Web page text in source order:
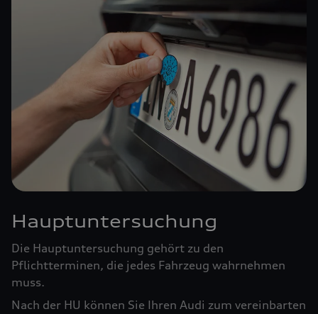
Hauptuntersuchung
Die Hauptuntersuchung gehört zu den
Pflichtterminen, die jedes Fahrzeug wahrnehmen
muss.
Nach der HU können Sie Ihren Audi zum vereinbarten